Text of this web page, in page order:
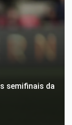
semifinais da